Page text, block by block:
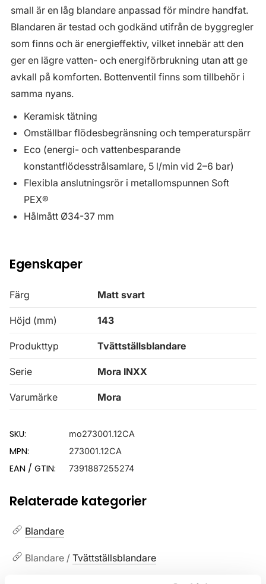
small är en låg blandare anpassad för mindre handfat.
Blandaren är testad och godkänd utifrån de byggregler
som finns och är energieffektiv, vilket innebär att den
ger en lägre vatten- och energiförbrukning utan att ge
avkall på komforten. Bottenventil finns som tillbehör i
samma nyans.
Keramisk tätning
Omställbar flödesbegränsning och temperaturspärr
Eco (energi- och vattenbesparande
konstantflödesstrålsamlare, 5 l/min vid 2–6 bar)
Flexibla anslutningsrör i metallomspunnen Soft
PEX®
Hålmått Ø34-37 mm
Egenskaper
Färg Matt svart
Höjd (mm) 143
Produkttyp Tvättställsblandare
Serie Mora INXX
Varumärke Mora
SKU: mo273001.12CA
MPN: 273001.12CA
EAN / GTIN: 7391887255274
Relaterade kategorier
Blandare
Blandare / Tvättställsblandare